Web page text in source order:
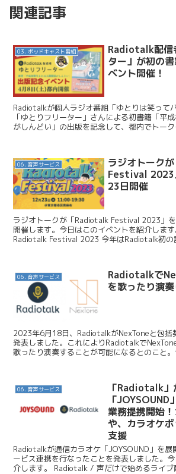
関連記事
03. ポッドキャスト番組
Radiotalk配信
ター」が初の
ベント開催！
Radiotalkが個人ラジオ番組「ゆとりは笑って
「ゆとりフリーター」さんによる初書籍「平
がしんどい」の出版を記念して、都内でトー
06. 音声サービス
ラジオトーク
Festival 2023
23日開催
ラジオトークが「Radiotalk Festival 2023」
開催します。今日はこのイベントを紹介しま
Radiotalk Festival 2023 今年はRadiotalk初の
06. 音声サービス
Radiotalkで
を歌ったり演
2023年6月18日、RadiotalkがNexToneと包括
発表しました。これによりRadiotalkで
歌ったり演奏することが可能になるとのこと
06. 音声サービス
「Radiotalk」
「JOYSOUND
業務提携開始
や、カラオケ
支援
Radiotalkが通信カラオケ「JOYSOUND」を展
ービス連携を行なったことを発表しました。
介します。 Radiotalk / 声だけで始めるライ